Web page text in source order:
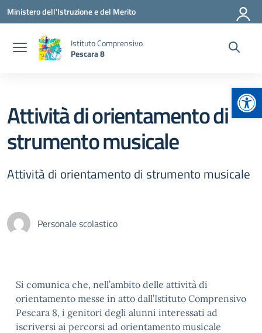
Vai ai contenuti
Vai al menu di navigazione
Vai al footer
Ministero dell'Istruzione e del Merito
Istituto Comprensivo
Pescara 8
Attività di orientamento di
strumento musicale
Attività di orientamento di strumento musicale
Personale scolastico
Si comunica che, nell’ambito delle attività di
orientamento messe in atto dall’Istituto Comprensivo
Pescara 8, i genitori degli alunni interessati ad
iscriversi ai percorsi ad orientamento musicale